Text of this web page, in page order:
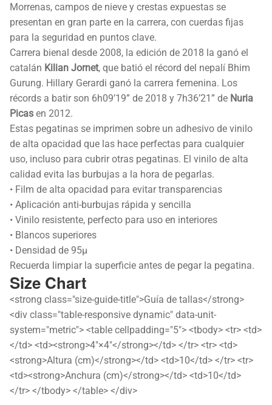
Morrenas, campos de nieve y crestas expuestas se
presentan en gran parte en la carrera, con cuerdas fijas
para la seguridad en puntos clave.
Carrera bienal desde 2008, la edición de 2018 la ganó el
catalán Kilian Jornet, que batió el récord del nepalí Bhim
Gurung. Hillary Gerardi ganó la carrera femenina. Los
récords a batir son 6h09’19” de 2018 y 7h36’21” de Nuria
Picas en 2012.
Estas pegatinas se imprimen sobre un adhesivo de vinilo
de alta opacidad que las hace perfectas para cualquier
uso, incluso para cubrir otras pegatinas. El vinilo de alta
calidad evita las burbujas a la hora de pegarlas.
• Film de alta opacidad para evitar transparencias
• Aplicación anti-burbujas rápida y sencilla
• Vinilo resistente, perfecto para uso en interiores
• Blancos superiores
• Densidad de 95µ
Recuerda limpiar la superficie antes de pegar la pegatina.
Size Chart
<strong class="size-guide-title">Guía de tallas</strong>
<div class="table-responsive dynamic" data-unit-
system="metric"> <table cellpadding="5"> <tbody> <tr> <td>
</td> <td><strong>4″×4″</strong></td> </tr> <tr> <td>
<strong>Altura (cm)</strong></td> <td>10</td> </tr> <tr>
<td><strong>Anchura (cm)</strong></td> <td>10</td>
</tr> </tbody> </table> </div>